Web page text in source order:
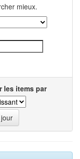
mieux.
les items par